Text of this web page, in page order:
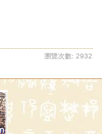
瀏覽次數: 2932